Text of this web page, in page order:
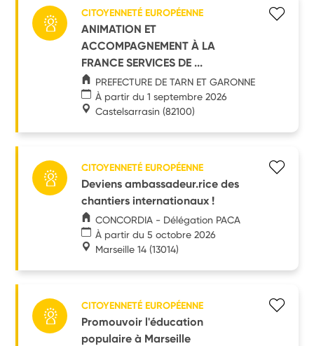
CITOYENNETÉ EUROPÉENNE
ANIMATION ET
ACCOMPAGNEMENT À LA
FRANCE SERVICES DE ...
PREFECTURE DE TARN ET GARONNE
À partir du 1 septembre 2026
Castelsarrasin (82100)
CITOYENNETÉ EUROPÉENNE
Deviens ambassadeur.rice des
chantiers internationaux !
CONCORDIA - Délégation PACA
À partir du 5 octobre 2026
Marseille 14 (13014)
CITOYENNETÉ EUROPÉENNE
Promouvoir l'éducation
populaire à Marseille